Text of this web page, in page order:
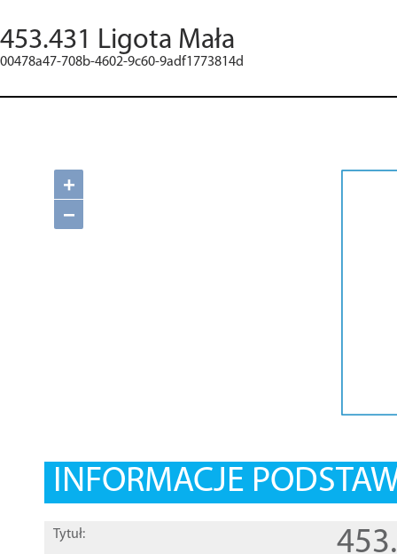
453.431 Ligota Mała
00478a47-708b-4602-9c60-9adf1773814d
+
−
INFORMACJE
Tytuł: